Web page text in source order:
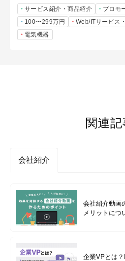
サービス紹介・商品紹介 プロモ
100〜299万円
Web/ITサービス
電気機器
関連記
会社紹介
会社紹介動画
メリットにつ
企業VPとは？